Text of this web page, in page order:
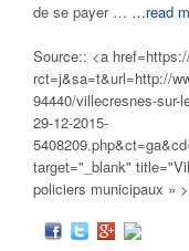
de se payer … …read
Source:: <a
rct=j&sa=t&url=http://
94440/villecresnes-sur-
29-12-2015-
target="_blank"
policiers municipaux »